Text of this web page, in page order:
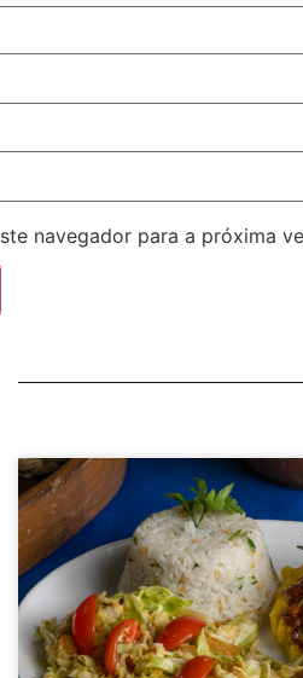
navegador para a próxima